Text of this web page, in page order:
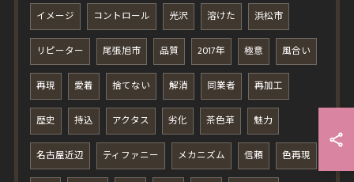
イメージ コントロール 光沢 溶けた 浜松市
リピーター 尾張旭市 品質 2017年 極意 風合い
再現 愛着 捨てない 解消 同業者 再加工
歴史 持込 アクタス 劣化 茶色革 魅力
名古屋近辺 ティファニー メカニズム 信頼 色再現